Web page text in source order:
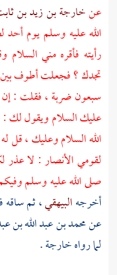
عنخارجة بن زيد بن
الله عليه وسلم يومأحد
رأيته فأقره مني
تجدك ؟ فجعلت أطوف بين
سبعون ضربة ، فقلت : إن
عليك السلام ويقول لك
الله السلام وعليك ، قل
لقوميالأنصار: لا عذر
صلى الله عليه وسلم
أخرجهالبيهقي، ثم
عنمحمد بن عبد الله بن
لما رواهخارجة.